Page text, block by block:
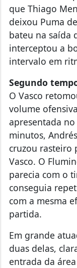
que Thiago
deixou Puma
bateu na saída
interceptou a
intervalo em
Segundo
O Vasco
volume
apresentada
minutos,
cruzou rasteiro
Vasco. O
parecia com o
conseguia
com a mesma
partida.
Em grande
duas delas,
entrada da